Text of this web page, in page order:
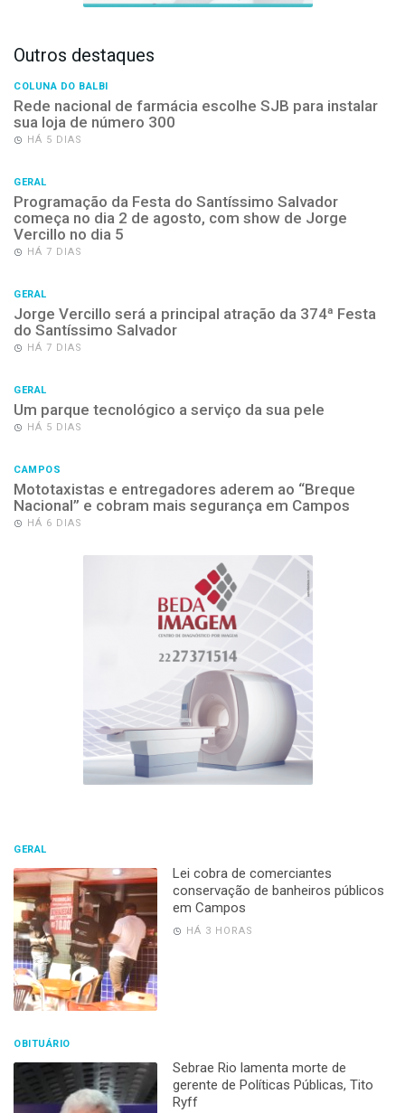
Outros destaques
COLUNA DO BALBI
Rede nacional de farmácia escolhe SJB para instalar
sua loja de número 300
HÁ 5 DIAS
GERAL
Programação da Festa do Santíssimo Salvador
começa no dia 2 de agosto, com show de Jorge
Vercillo no dia 5
HÁ 7 DIAS
GERAL
Jorge Vercillo será a principal atração da 374ª Festa
do Santíssimo Salvador
HÁ 7 DIAS
GERAL
Um parque tecnológico a serviço da sua pele
HÁ 5 DIAS
CAMPOS
Mototaxistas e entregadores aderem ao “Breque
Nacional” e cobram mais segurança em Campos
HÁ 6 DIAS
GERAL
Lei cobra de comerciantes
conservação de banheiros públicos
em Campos
HÁ 3 HORAS
OBITUÁRIO
Sebrae Rio lamenta morte de
gerente de Políticas Públicas, Tito
Ryff